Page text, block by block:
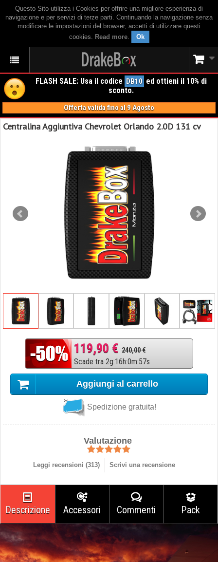
Questo Sito utilizza i Cookies per offrire una migliore esperienza di
navigazione e per servizi di terze parti. Continuando la navigazione senza
modificare le impostazioni del browser, accetti di utilizzare questi
cookies. Read more. Ok
FLASH SALE: Usa il codice DB10 ed ottieni il 10% di
sconto.
Offerta valida fino al 9 Agosto
Centralina Aggiuntiva Chevrolet Orlando 2.0D 131 cv
119,90 € 240,00 €
Scade tra 2g:16h:0m:56s
Aggiungi al carrello
Spedizione gratuita!
Valutazione
Leggi recensioni (313) Scrivi una recensione
Descrizione Accessori Commenti Pack